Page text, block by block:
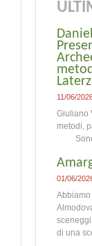
11/06/
Giuliano
metodi,
Sono
01/06/
Abbiamo
di una